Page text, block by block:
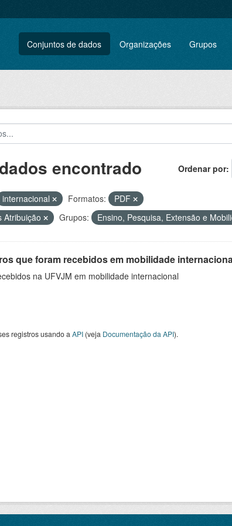
Conjuntos de dados Organizações Grupos
Ordenar por
encontrado
internacional Formatos:
PDF
Atribuição Grupos: Ensino, Pesquisa, Extensão e
que foram recebidos em mobilidade
na UFVJM em mobilidade internacional
registros usando a API(veja Documentação da API).